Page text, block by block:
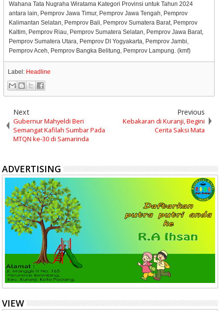
Wahana Tata Nugraha Wiratama Kategori Provinsi untuk Tahun 2024
antara lain, Pemprov Jawa Timur, Pemprov Jawa Tengah, Pemprov
Kalimantan Selatan, Pemprov Bali, Pemprov Sumatera Barat, Pemprov
Kaltim, Pemprov Riau, Pemprov Sumatera Selatan, Pemprov Jawa Barat,
Pemprov Sumatera Utara, Pemprov DI Yogyakarta, Pemprov Jambi,
Pemprov Aceh, Pemprov Bangka Belitung, Pemprov Lampung. (kmf)
Label: Headline
Next
Gubernur Mahyeldi Beri
Semangat Kafilah Sumbar Pada
MTQN ke-30 di Samarinda
Previous
Kebakaran di Kuranji, Begini
Cerita Saksi Mata
ADVERTISING
VIEW